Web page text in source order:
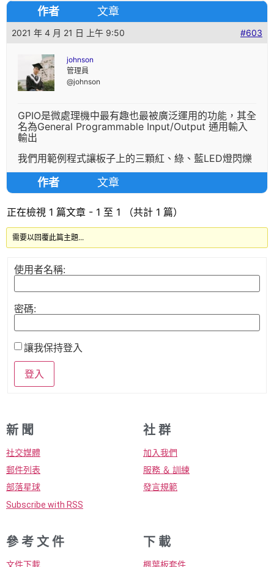
作者 文章
2021 年 4 月 21 日 上午 9:50 #603
johnson
管理員
@johnson
GPIO是微處理機中最有趣也最被廣泛運用的功能，其全
名為General Programmable Input/Output 通用輸入
輸出
我們用範例程式讓板子上的三顆紅、綠、藍LED燈閃爍
作者 文章
正在檢視 1 篇文章 - 1 至 1 （共計 1 篇）
需要以回覆此篇主題...
使用者名稱:
密碼:
讓我保持登入
登入
新 聞
社交媒體
郵件列表
部落星球
Subscribe with RSS
社 群
加入我們
服務 ＆ 訓練
發言規範
參 考 文 件
文件下載
下 載
楓葉板套件